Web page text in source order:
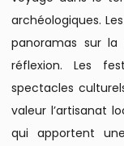
archéologiques.
panoramas sur
réflexion. Les
spectacles
valeur l’artisanat
qui apportent